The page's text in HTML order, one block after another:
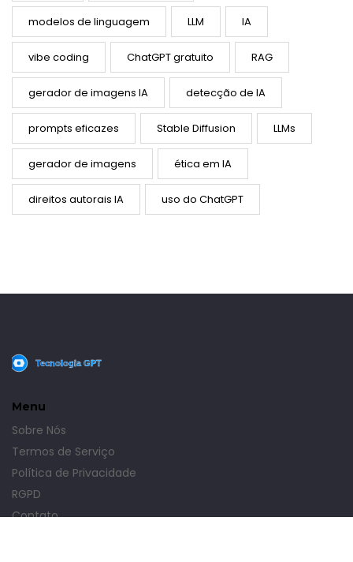
modelos de linguagem LLM IA
vibe coding ChatGPT gratuito RAG
gerador de imagens IA detecção de IA
prompts eficazes Stable Diffusion LLMs
gerador de imagens ética em IA
direitos autorais IA uso do ChatGPT
Menu
Sobre Nós
Termos de Serviço
Política de Privacidade
RGPD
Contato